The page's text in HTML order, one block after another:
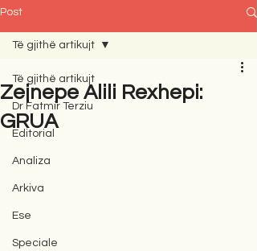
Post
Të gjithë artikujt
Dr Fatmir Terziu
Editorial
Analiza
Arkiva
Ese
Speciale
Të gjithë artikujt
Zejnepe Alili Rexhepi:
GRUA